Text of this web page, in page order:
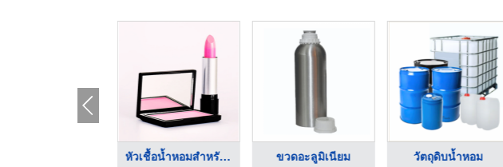
หัวเชื้อน้ำหอมสำหรับ ...
ขวดอะลูมิเนียม
วัตถุดิบน้ำหอม